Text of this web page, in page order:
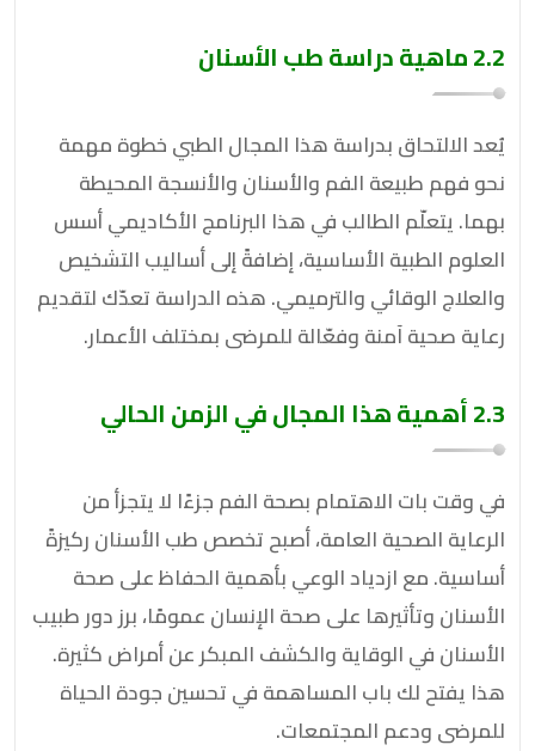
2.2 ماهية دراسة طب الأسنان
يُعد الالتحاق بدراسة هذا المجال الطبي خطوة مهمة
نحو فهم طبيعة الفم والأسنان والأنسجة المحيطة
بهما. يتعلّم الطالب في هذا البرنامج الأكاديمي أسس
العلوم الطبية الأساسية، إضافةً إلى أساليب التشخيص
والعلاج الوقائي والترميمي. هذه الدراسة تعدّك لتقديم
رعاية صحية آمنة وفعّالة للمرضى بمختلف الأعمار.
2.3 أهمية هذا المجال في الزمن الحالي
في وقت بات الاهتمام بصحة الفم جزءًا لا يتجزأ من
الرعاية الصحية العامة، أصبح تخصص طب الأسنان ركيزةً
أساسية. مع ازدياد الوعي بأهمية الحفاظ على صحة
الأسنان وتأثيرها على صحة الإنسان عمومًا، برز دور طبيب
الأسنان في الوقاية والكشف المبكر عن أمراض كثيرة.
هذا يفتح لك باب المساهمة في تحسين جودة الحياة
للمرضى ودعم المجتمعات.